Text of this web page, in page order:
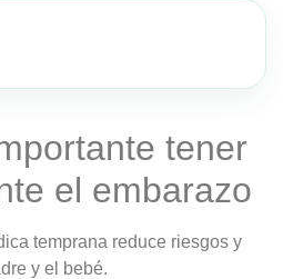
tener
el embarazo
temprana reduce riesgos y
y el bebé.